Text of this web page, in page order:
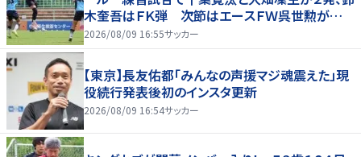
木奎吾はＦＫ弾 次節はエースＦＷ呉世勲が出
場停止
2026/08/09 16:55サッカー
【東京】長友佑都「みんなの声援マジ魂震えた」現
役続行発表後初のインスタ更新
2026/08/09 16:54サッカー